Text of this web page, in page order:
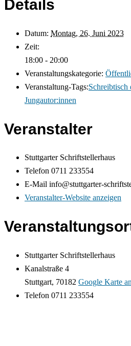
Details
Datum: Montag, 26. Juni 2023
Zeit:
18:00 - 20:00
Veranstaltungskategorie:
Veranstaltung-Tags:
Jungautor:innen
Veranstalter
Stuttgarter Schriftstellerhaus
Telefon 0711 233554
E-Mail info@stuttgarter-
Veranstalter-Website anzeigen
Stuttgarter Schriftstellerhaus
Kanalstraße 4
Stuttgart, 70182 Google Karte
Telefon 0711 233554